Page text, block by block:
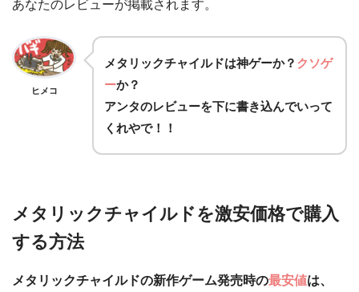
あなたのレビューが掲載されます。
ヒメコ
メタリックチャイルドは神ゲーか？ クソゲ
ーか？
アンタのレビューを下に書き込んでいって
くれやで！！
メタリックチャイルドを激安価格で購入
する方法
メタリックチャイルドの新作ゲーム発売時の最安値は、